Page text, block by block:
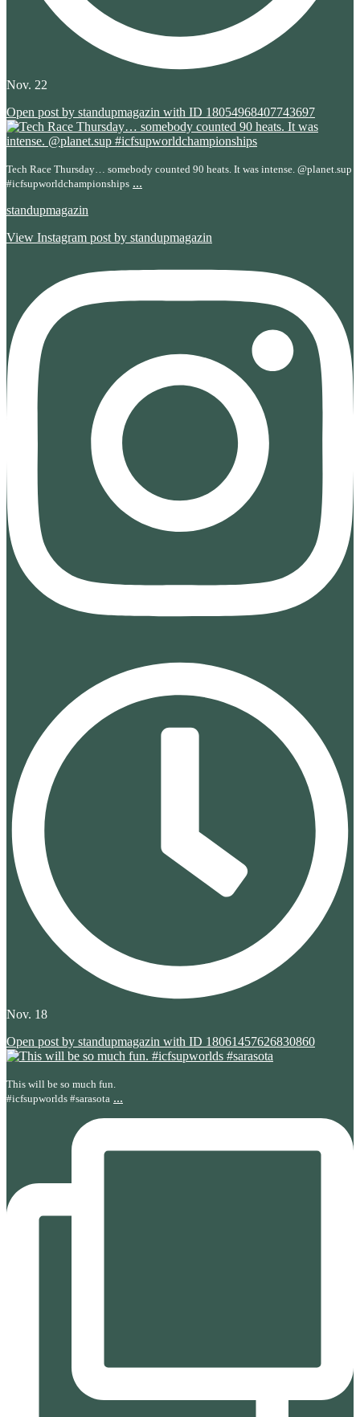
Nov. 22
Open post by standupmagazin with ID 18054968407743697
Tech Race Thursday… somebody counted 90 heats. It was intense. @planet.sup
#icfsupworldchampionships ...
standupmagazin
View Instagram post by standupmagazin
Nov. 18
Open post by standupmagazin with ID 18061457626830860
This will be so much fun.
#icfsupworlds #sarasota ...